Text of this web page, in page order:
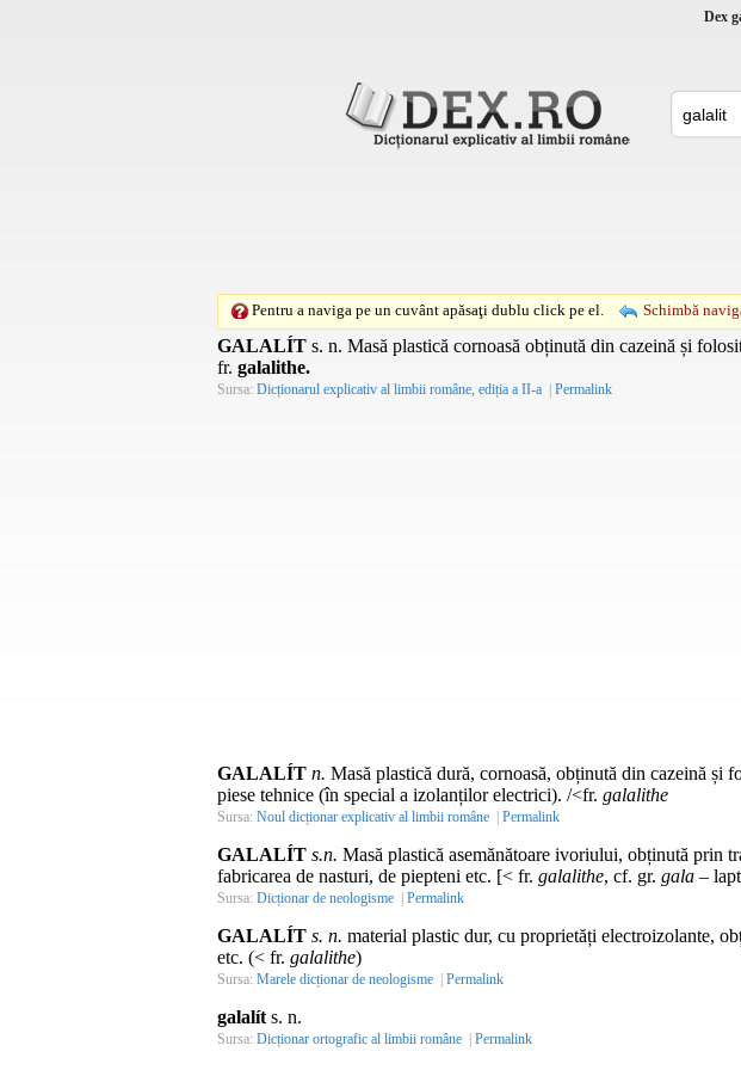
Dex
Pentru a naviga pe un cuvânt apăsaţi dublu click pe el. Schimbă
GALALÍT s. n. Masă plastică cornoasă obținută din cazeină și
fr. galalithe.
Sursa: Dicționarul explicativ al limbii române, ediția a II-a | Permalink
GALALÍT n. Masă plastică dură, cornoasă, obținută din cazeină și
piese tehnice (în special a izolanților electrici). /<fr. galalithe
Sursa: Noul dicționar explicativ al limbii române | Permalink
GALALÍT s.n. Masă plastică asemănătoare ivoriului, obținută prin
fabricarea de nasturi, de piepteni etc. [< fr. galalithe, cf. gr. gala –
Sursa: Dicționar de neologisme | Permalink
GALALÍT s. n. material plastic dur, cu proprietăți electroizolante,
etc. (< fr. galalithe)
Sursa: Marele dicționar de neologisme | Permalink
galalít s. n.
Sursa: Dicționar ortografic al limbii române | Permalink